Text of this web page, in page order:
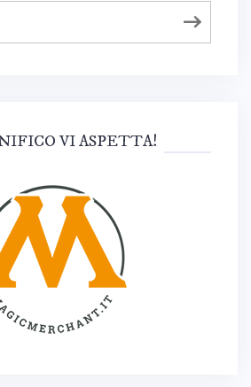
VI ASPETTA!